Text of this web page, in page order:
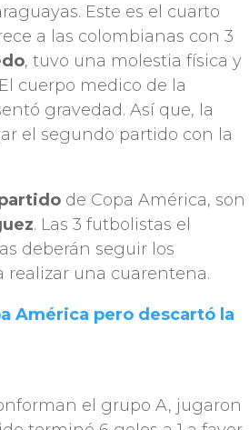
Este es el cuarto
a las colombianas con 3
, tuvo una molestia física y
cuerpo medico de la
gravedad. Así que, la
el segundo partido con la
de Copa América, son
. Las 3 futbolistas el
deberán seguir los
realizar una cuarentena.
América pero descartó la
el grupo A, jugaron